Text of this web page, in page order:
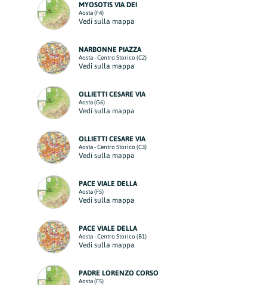
MYOSOTIS VIA DEI
Aosta (F4)
Vedi sulla mappa
NARBONNE PIAZZA
Aosta - Centro Storico (C2)
Vedi sulla mappa
OLLIETTI CESARE VIA
Aosta (G6)
Vedi sulla mappa
OLLIETTI CESARE VIA
Aosta - Centro Storico (C3)
Vedi sulla mappa
PACE VIALE DELLA
Aosta (F5)
Vedi sulla mappa
PACE VIALE DELLA
Aosta - Centro Storico (B1)
Vedi sulla mappa
PADRE LORENZO CORSO
Aosta (F5)